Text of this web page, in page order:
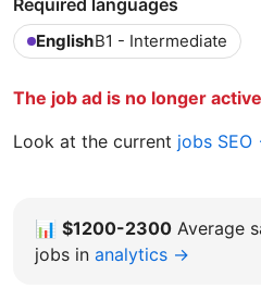
Required languages
EnglishB1 - Intermediate
The job ad is no longer active
Look at the current jobs
📊 $1200-2300 Average
jobs in analytics →